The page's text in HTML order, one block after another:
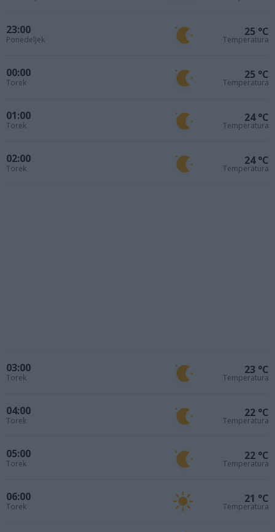
23:00
Ponedeljek
25 °C
Temperatura
00:00
Torek
25 °C
Temperatura
01:00
Torek
24 °C
Temperatura
02:00
Torek
24 °C
Temperatura
03:00
Torek
23 °C
Temperatura
04:00
Torek
22 °C
Temperatura
05:00
Torek
22 °C
Temperatura
06:00
Torek
21 °C
Temperatura